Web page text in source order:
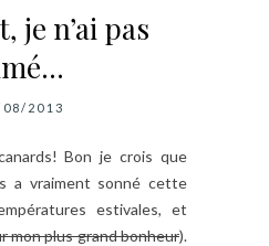
je n’ai pas
2013
Bon je crois que
a vraiment sonné cette
estivales, et
mon plus grand bonheur).